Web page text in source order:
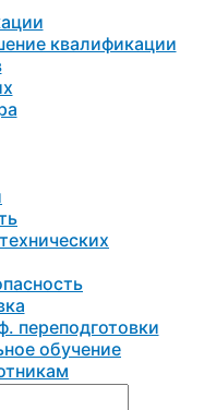
квалификации
переподготовки
обучение